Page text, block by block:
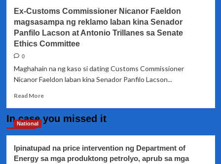
Ex-Customs Commissioner Nicanor Faeldon
magsasampa ng reklamo laban kina Senador
Panfilo Lacson at Antonio Trillanes sa Senate
Ethics Committee
0
Maghahain na ng kaso si dating Customs Commissioner
Nicanor Faeldon laban kina Senador Panfilo Lacson...
Read MoreRead
Ex-
Nicanor
Faeldon
In case you missed it
National
Ipinatupad na price intervention ng Department of
Energy sa mga produktong petrolyo, aprub sa mga